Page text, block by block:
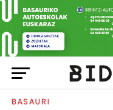
BASAURI